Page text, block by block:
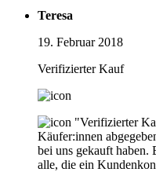
Teresa
19. Februar 2018
Verifizierter Kauf
"Verifizierter
Käufer:innen
bei uns gekauft haben.
alle, die ein